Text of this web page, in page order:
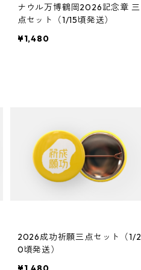
ナウル万博鶴岡2026記念章 三
点セット（1/15頃発送）
¥1,480
2026成功祈願三点セット（1/2
0頃発送）